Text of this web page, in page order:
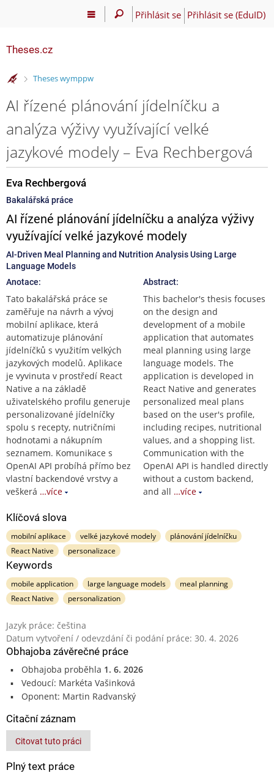
Přihlásit se Přihlásit se (EduID)
Theses.cz
>
Theses wymppw
AI řízené plánování jídelníčku a
analýza výživy využívající velké
jazykové modely – Eva Rechbergová
Eva Rechbergová
Bakalářská práce
AI řízené plánování jídelníčku a analýza výživy
využívající velké jazykové modely
AI-Driven Meal Planning and Nutrition Analysis Using Large
Language Models
Anotace:
Tato bakalářská práce se
zaměřuje na návrh a vývoj
mobilní aplikace, která
automatizuje plánování
jídelníčků s využitím velkých
jazykových modelů. Aplikace
je vyvinuta v prostředí React
Native a na základě
uživatelského profilu generuje
personalizované jídelníčky
spolu s recepty, nutričními
hodnotami a nákupním
seznamem. Komunikace s
OpenAI API probíhá přímo bez
vlastní backendové vrstvy a
veškerá …více
Abstract:
This bachelor's thesis focuses
on the design and
development of a mobile
application that automates
meal planning using large
language models. The
application is developed in
React Native and generates
personalized meal plans
based on the user's profile,
including recipes, nutritional
values, and a shopping list.
Communication with the
OpenAI API is handled directly
without a custom backend,
and all …více
Klíčová slova
mobilní aplikace velké jazykové modely
plánování jídelníčku
React Native
personalizace
Keywords
mobile application large language models
meal planning
React Native
personalization
Jazyk práce: čeština
Datum vytvoření / odevzdání či podání práce: 30. 4. 2026
Obhajoba závěrečné práce
Obhajoba proběhla 1. 6. 2026
Vedoucí: Markéta Vašinková
Oponent: Martin Radvanský
Citační záznam
Citovat tuto práci
Plný text práce